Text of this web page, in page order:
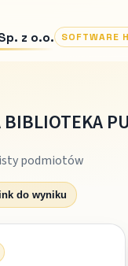
z o.o. SOFTWARE
podmiotów
do wyniku